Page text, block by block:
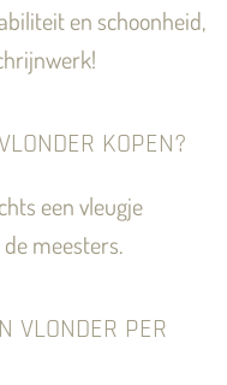
en schoonheid,
KOPEN?
een vleugje
meesters.
VLONDER PER